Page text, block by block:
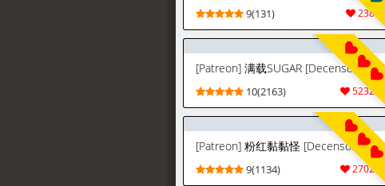
2380
9(131)
[Patreon] 满载SUGAR [Decensored]
52327
10(2163)
[Patreon] 粉红黏黏怪 [Decensored]
27024
9(1134)